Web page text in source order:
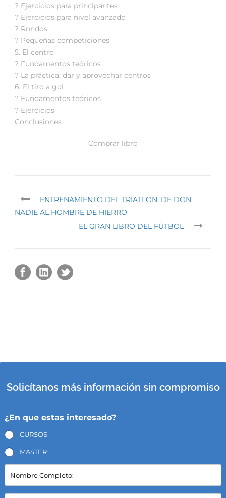
? Ejercicios para principantes
? Ejercicios para nivel avanzado
? Rondos
? Pequeñas competiciones
5. El centro
? Fundamentos teóricos
? La práctica: dar y aprovechar centros
6. El tiro a gol
? Fundamentos teóricos
? Ejercicios
Conclusiones
Comprar libro
ENTRENAMIENTO DEL TRIATLON. DE DON
NADIE AL HOMBRE DE HIERRO
EL GRAN LIBRO DEL FÚTBOL
Solicítanos más información sin compromiso
¿En que estas interesado?
CURSOS
MASTER
N
m